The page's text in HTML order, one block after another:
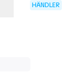
HÄNDLER